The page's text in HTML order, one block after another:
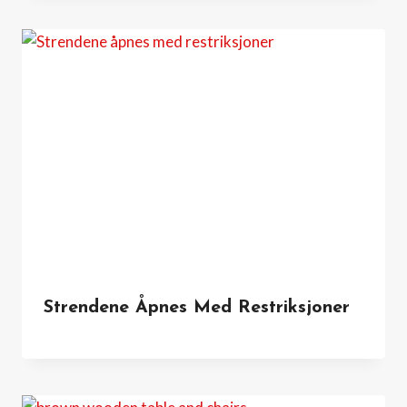
Strendene Åpnes Med Restriksjoner